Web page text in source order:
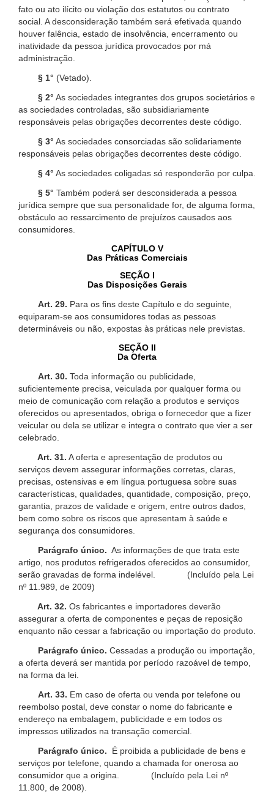
fato ou ato ilícito ou violação dos estatutos ou contrato
social. A desconsideração também será efetivada quando
houver falência, estado de insolvência, encerramento ou
inatividade da pessoa jurídica provocados por má
administração.
§ 1° (Vetado).
§ 2° As sociedades integrantes dos grupos societários e
as sociedades controladas, são subsidiariamente
responsáveis pelas obrigações decorrentes deste código.
§ 3° As sociedades consorciadas são solidariamente
responsáveis pelas obrigações decorrentes deste código.
§ 4° As sociedades coligadas só responderão por culpa.
§ 5° Também poderá ser desconsiderada a pessoa
jurídica sempre que sua personalidade for, de alguma forma,
obstáculo ao ressarcimento de prejuízos causados aos
consumidores.
CAPÍTULO V
Das Práticas Comerciais
SEÇÃO I
Das Disposições Gerais
Art. 29. Para os fins deste Capítulo e do seguinte,
equiparam-se aos consumidores todas as pessoas
determináveis ou não, expostas às práticas nele previstas.
SEÇÃO II
Da Oferta
Art. 30. Toda informação ou publicidade,
suficientemente precisa, veiculada por qualquer forma ou
meio de comunicação com relação a produtos e serviços
oferecidos ou apresentados, obriga o fornecedor que a fizer
veicular ou dela se utilizar e integra o contrato que vier a ser
celebrado.
Art. 31. A oferta e apresentação de produtos ou
serviços devem assegurar informações corretas, claras,
precisas, ostensivas e em língua portuguesa sobre suas
características, qualidades, quantidade, composição, preço,
garantia, prazos de validade e origem, entre outros dados,
bem como sobre os riscos que apresentam à saúde e
segurança dos consumidores.
Parágrafo único. As informações de que trata este
artigo, nos produtos refrigerados oferecidos ao consumidor,
serão gravadas de forma indelével. (Incluído pela Lei
nº 11.989, de 2009)
Art. 32. Os fabricantes e importadores deverão
assegurar a oferta de componentes e peças de reposição
enquanto não cessar a fabricação ou importação do produto.
Parágrafo único. Cessadas a produção ou importação,
a oferta deverá ser mantida por período razoável de tempo,
na forma da lei.
Art. 33. Em caso de oferta ou venda por telefone ou
reembolso postal, deve constar o nome do fabricante e
endereço na embalagem, publicidade e em todos os
impressos utilizados na transação comercial.
Parágrafo único.
É proibida a publicidade de bens e
serviços por telefone, quando a chamada for onerosa ao
consumidor que a origina. (Incluído pela Lei nº
11.800, de 2008).